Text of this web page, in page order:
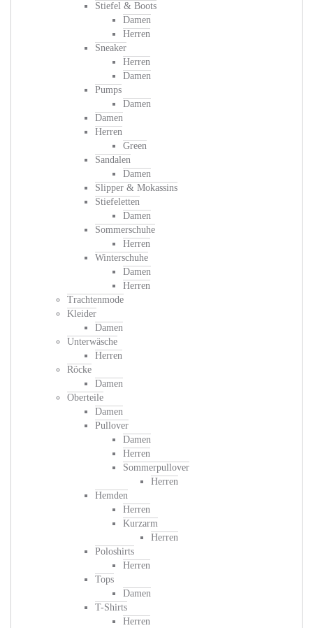
Stiefel & Boots
Damen
Herren
Sneaker
Herren
Damen
Pumps
Damen
Damen
Herren
Green
Sandalen
Damen
Slipper & Mokassins
Stiefeletten
Damen
Sommerschuhe
Herren
Winterschuhe
Damen
Herren
Trachtenmode
Kleider
Damen
Unterwäsche
Herren
Röcke
Damen
Oberteile
Damen
Pullover
Damen
Herren
Sommerpullover
Herren
Hemden
Herren
Kurzarm
Herren
Poloshirts
Herren
Tops
Damen
T-Shirts
Herren